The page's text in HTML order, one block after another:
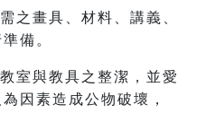
之畫具、材料、講義、
備。
室與教具之整潔，並愛
因素造成公物破壞，